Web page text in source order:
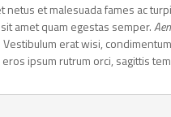
netus et malesuada fames ac
amet quam egestas semper.
erat wisi,
ipsum rutrum orci, sagittis